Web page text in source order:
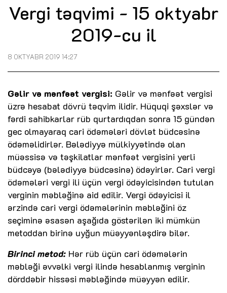
Vergi təqvimi - 15 oktyabr
2019-cu il
8 OKTYABR 2019 14:27
Gəlir və mənfəət vergisi: Gəlir və mənfəət vergisi
üzrə hesabat dövrü təqvim ilidir. Hüquqi şəxslər və
fərdi sahibkarlar rüb qurtardıqdan sonra 15 gündən
gec olmayaraq cari ödəmələri dövlət büdcəsinə
ödəməlidirlər. Bələdiyyə mülkiyyətində olan
müəssisə və təşkilatlar mənfəət vergisini yerli
büdcəyə (bələdiyyə büdcəsinə) ödəyirlər. Cari vergi
ödəmələri vergi ili üçün vergi ödəyicisindən tutulan
verginin məbləğinə aid edilir. Vergi ödəyicisi il
ərzində cari vergi ödəmələrinin məbləğini öz
seçiminə əsasən aşağıda göstərilən iki mümkün
metoddan birinə uyğun müəyyənləşdirə bilər.
Birinci metod: Hər rüb üçün cari ödəmələrin
məbləği əvvəlki vergi ilində hesablanmış verginin
dörddəbir hissəsi məbləğində müəyyən edilir.